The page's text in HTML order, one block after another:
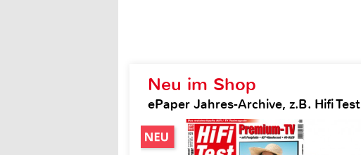
Neu im Shop
ePaper Jahres-Archive, z.B. Hifi Test